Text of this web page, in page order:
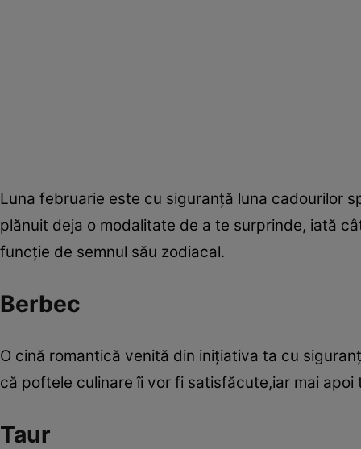
Luna februarie este cu siguranţă luna cadourilor
plănuit deja o modalitate de a te surprinde, iată
funcţie de semnul său zodiacal.
Berbec
O cină romantică venită din iniţiativa ta cu
că poftele culinare îi vor fi satisfăcute,iar mai
Taur